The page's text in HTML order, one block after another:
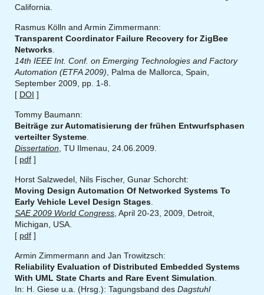
California.
Rasmus Kölln and Armin Zimmermann:
Transparent Coordinator Failure Recovery for ZigBee
Networks
14th IEEE Int. Conf. on Emerging Technologies and Factory
Automation (ETFA 2009) , Palma de Mallorca, Spain,
September 2009, pp. 1-8.
[ DOI ]
Tommy Baumann:
Beiträge zur Automatisierung der frühen Entwurfsphasen
verteilter Systeme
Dissertation , TU Ilmenau, 24.06.2009.
[ pdf ]
Horst Salzwedel, Nils Fischer, Gunar Schorcht:
Moving Design Automation Of Networked Systems To
Early Vehicle Level Design Stages
SAE 2009 World Congress , April 20-23, 2009, Detroit,
Michigan, USA.
[ pdf ]
Armin Zimmermann and Jan Trowitzsch:
Reliability Evaluation of Distributed Embedded Systems
With UML State Charts and Rare Event Simulation
In: H. Giese u.a. (Hrsg.): Tagungsband des Dagstuhl